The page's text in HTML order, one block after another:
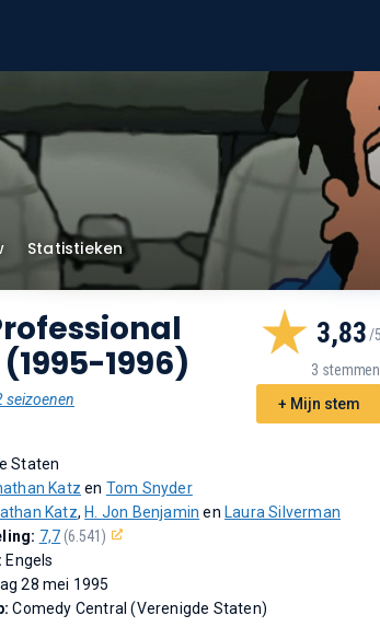
Statistieken
1996)
seizoenen
3,83
3 stemmen
+ Mijn stem
Staten
Katz en Tom Snyder
Katz, H. Jon Benjamin en Laura Silverman
7,7(6.541)
Engels
28 mei 1995
Comedy Central (Verenigde Staten)